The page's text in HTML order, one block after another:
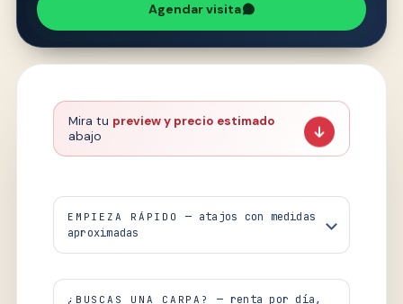
Agendar visita
Mira tu preview y precio estimado
abajo
EMPIEZA RÁPIDO— atajos con medidas
aproximadas
¿BUSCAS UNA CARPA?— renta por día,